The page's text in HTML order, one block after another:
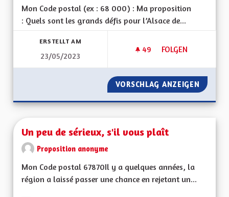
Mon Code postal (ex : 68 000) : Ma proposition
: Quels sont les grands défis pour l’Alsace de...
ERSTELLT AM
23/05/2023
49 49 FOLLOWER
FOLGEN
UN TERRITOIRE
VORSCHLAG ANZEIGEN UN
Un peu de sérieux, s'il vous plaît
Proposition anonyme
Mon Code postal 67870Il y a quelques années, la
région a laissé passer une chance en rejetant un...